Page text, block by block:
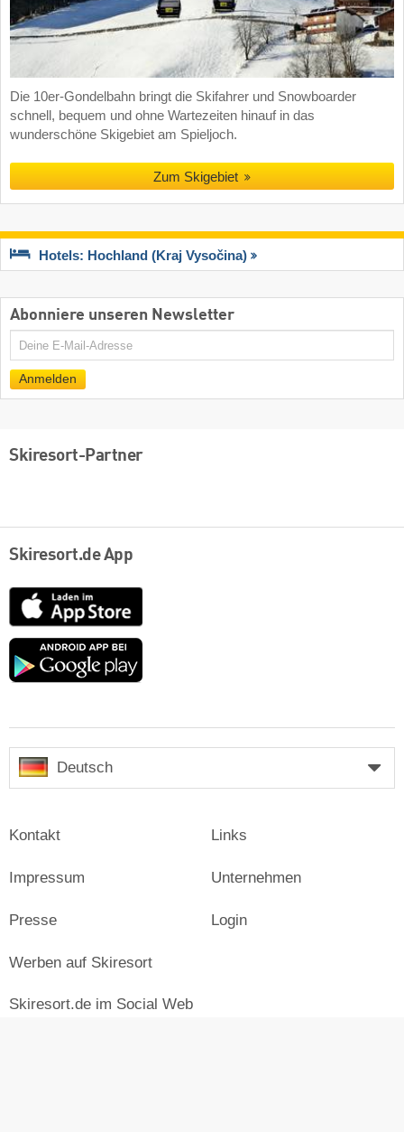
Die 10er-Gondelbahn bringt die Skifahrer und Snowboarder
schnell, bequem und ohne Wartezeiten hinauf in das
wunderschöne Skigebiet am Spieljoch.
Zum Skigebiet
Hotels: Hochland (Kraj Vysočina)
Abonniere unseren Newsletter
E-
Anmelden
Skiresort-Partner
Skiresort.de App
App
Store
Google
Deutsch
Kontakt
Impressum
Presse
Links
Unternehmen
Login
Werben auf Skiresort
Skiresort.de im Social Web